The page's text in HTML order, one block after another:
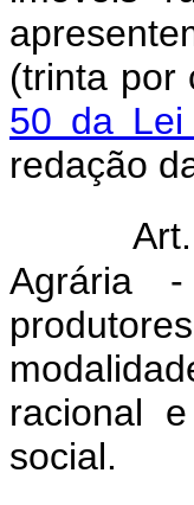
(trinta por
50 da
redação
Agrária
racional
social.